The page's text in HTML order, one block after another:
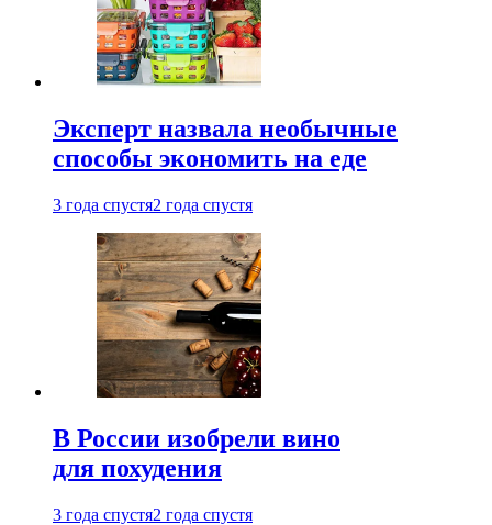
Эксперт назвала необычные
способы экономить на еде
3 года спустя2 года спустя
В России изобрели вино
для похудения
3 года спустя2 года спустя